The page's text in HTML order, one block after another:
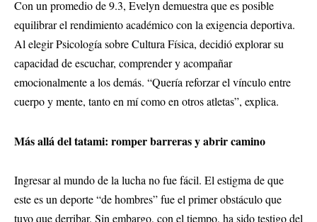
Con un promedio de 9.3, Evelyn demuestra que es posible
equilibrar el rendimiento académico con la exigencia deportiva.
Al elegir Psicología sobre Cultura Física, decidió explorar su
capacidad de escuchar, comprender y acompañar
emocionalmente a los demás. “Quería reforzar el vínculo entre
cuerpo y mente, tanto en mí como en otros atletas”, explica.
Más allá del tatami: romper barreras y abrir camino
Ingresar al mundo de la lucha no fue fácil. El estigma de que
este es un deporte “de hombres” fue el primer obstáculo que
tuvo que derribar. Sin embargo, con el tiempo, ha sido testigo del